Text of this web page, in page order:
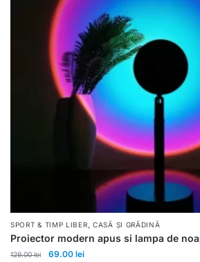
SPORT & TIMP LIBER ,CASĂ ȘI GRĂDINĂ
Proiector modern apus si lampa de
129.00lei 69.00 lei